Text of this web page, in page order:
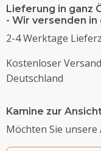
Lieferung in ganz
- Wir versenden in
2-4 Werktage
Kostenloser
Deutschland
Kamine zur
Möchten Sie